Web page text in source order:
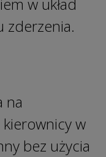
w układ
zderzenia.
na
w
bez użycia